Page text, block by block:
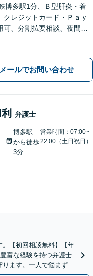
博多駅1分、Ｂ型肝炎・着
クレジットカード・Ｐａｙ
可、分割払要相談、夜間・
後見、交通事故、借金、労
般取扱い
メールでお問い合わせ
弁護士
博多駅
から徒歩
3分
営業時間：07:00~
22:00（土日祝日）
。【初回相談無料】【年
富な経験を持つ弁護士
ます。一人で悩まず今